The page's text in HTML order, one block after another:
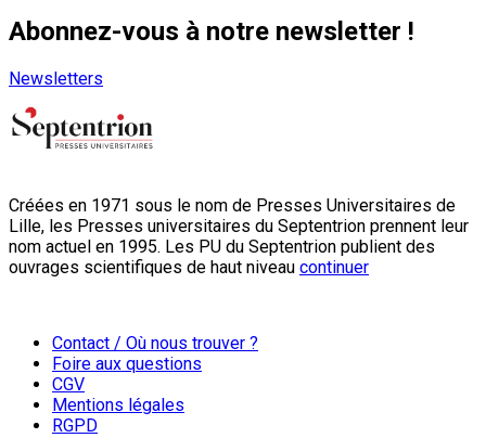
Abonnez-vous à notre newsletter !
Newsletters
Créées en 1971 sous le nom de Presses Universitaires de
Lille, les Presses universitaires du Septentrion prennent leur
nom actuel en 1995. Les PU du Septentrion publient des
ouvrages scientifiques de haut niveau continuer
Contact / Où nous trouver ?
Foire aux questions
CGV
Mentions légales
RGPD